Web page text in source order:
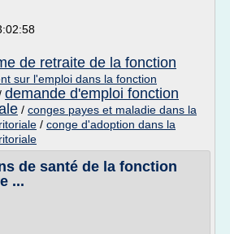
de retraite de la fonction
sur l'emploi dans la fonction
demande d'emploi fonction
/ conges payes et maladie dans la
/ conge d'adoption dans la
de santé de la fonction
...